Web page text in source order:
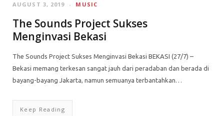
MUSIC
AUGUST 3, 2019
The Sounds Project Sukses
Menginvasi Bekasi
The Sounds Project Sukses Menginvasi Bekasi BEKASI (27/7) –
Bekasi memang terkesan sangat jauh dari peradaban dan berada di
bayang-bayang Jakarta, namun semuanya terbantahkan…
Keep Reading